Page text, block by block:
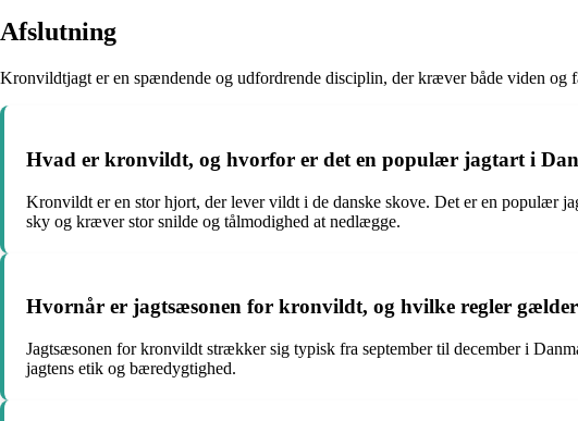
Afslutning
Kronvildtjagt er en spændende og udfordrende disciplin, der kræver både viden og
Hvad er kronvildt, og hvorfor er det en populær jagtart i
Kronvildt er en stor hjort, der lever vildt i de danske skove. Det er en populær
sky og kræver stor snilde og tålmodighed at nedlægge.
Hvornår er jagtsæsonen for kronvildt, og hvilke regler
Jagtsæsonen for kronvildt strækker sig typisk fra september til december i
jagtens etik og bæredygtighed.